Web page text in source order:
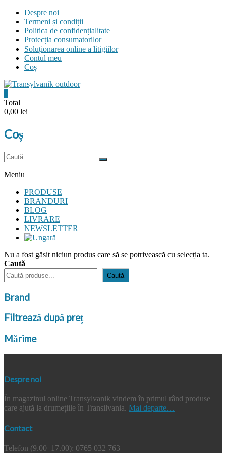
Skip
content
Despre noi
Termeni și condiții
Politica de confidențialitate
Protecția consumatorilor
Soluționarea online a litigiilor
Contul meu
Coș
Transylvanik
and
more
Total
0,00 lei
Coș
Meniu
PRODUSE
BRANDURI
BLOG
LIVRARE
NEWSLETTER
Nu a fost găsit niciun produs care să se potrivească cu selecția ta.
Caută
Caută
Brand
Filtrează după preț
Mărime
Despre noi
În magazinul online Transylvanik vindem în primul rând produse
care ajută la drumețiile în Transilvania. Mai departe…
Contact
Telefon (9.00–17.00): 0765 032 763